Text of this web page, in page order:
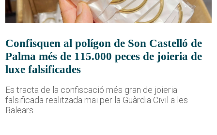
Confisquen al polígon de Son Castelló de
Palma més de 115.000 peces de joieria de
luxe falsificades
Es tracta de la confiscació més gran de joieria
falsificada realitzada mai per la Guàrdia Civil a les
Balears